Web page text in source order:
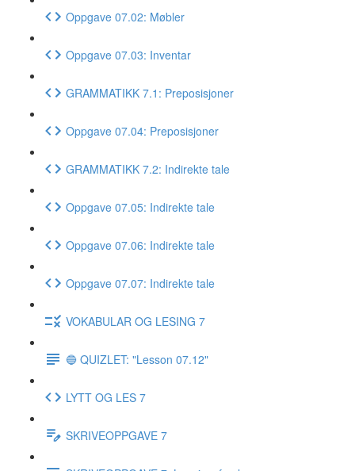
Oppgave 07.02: Møbler
Oppgave 07.03: Inventar
GRAMMATIKK 7.1: Preposisjoner
Oppgave 07.04: Preposisjoner
GRAMMATIKK 7.2: Indirekte tale
Oppgave 07.05: Indirekte tale
Oppgave 07.06: Indirekte tale
Oppgave 07.07: Indirekte tale
VOKABULAR OG LESING 7
🔵 QUIZLET: "Lesson 07.12"
LYTT OG LES 7
SKRIVEOPPGAVE 7